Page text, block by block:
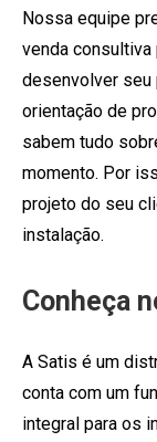
Nossa equipe
venda consultiva
desenvolver seu
orientação de
sabem tudo
momento. Por
projeto do seu
instalação.
Conheça
A Satis é um
conta com um
integral para os